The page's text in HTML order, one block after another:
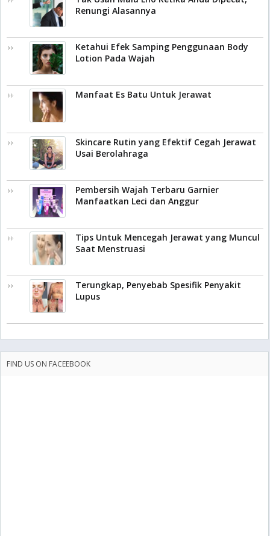
Renungi Alasannya
Ketahui Efek Samping Penggunaan Body
Lotion Pada Wajah
Manfaat Es Batu Untuk Jerawat
Skincare Rutin yang Efektif Cegah Jerawat
Usai Berolahraga
Pembersih Wajah Terbaru Garnier
Manfaatkan Leci dan Anggur
Tips Untuk Mencegah Jerawat yang Muncul
Saat Menstruasi
Terungkap, Penyebab Spesifik Penyakit
Lupus
FIND US ON FACEEBOOK